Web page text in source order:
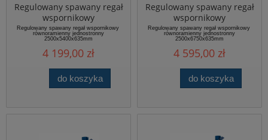
Regulowany spawany regał
wspornikowy
równoramienny
jednostronny
2500x5400x635mm
Regulowany spawany regał wspornikowy
równoramienny jednostronny
2500x5400x635mm
4 199,00 zł
do koszyka
Regulowany spawany regał
wspornikowy
równoramienny
jednostronny
2500x6750x635mm
Regulowany spawany regał wspornikowy
równoramienny jednostronny
2500x6750x635mm
4 595,00 zł
do koszyka